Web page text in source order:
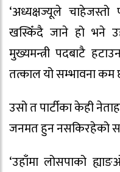
‘अध्यक्षज्यूले
खस्किँदै जाने हो भने
मुख्यमन्त्री पदबाटै
तत्काल यो सम्भावना कम
उसो त पार्टीका केही
जनमत हुन नसकिरहेको
‘उहाँमा लोसपाको